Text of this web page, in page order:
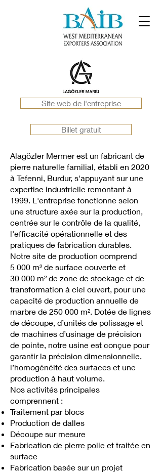
Site web de l'entreprise
Billet gratuit
Alagözler Mermer est un fabricant de
pierre naturelle familial, établi en 2020
à Tefenni, Burdur, s'appuyant sur une
expertise industrielle remontant à
1999. L'entreprise fonctionne selon
une structure axée sur la production,
centrée sur le contrôle de la qualité,
l'efficacité opérationnelle et des
pratiques de fabrication durables.
Notre site de production comprend
5 000 m² de surface couverte et
30 000 m² de zone de stockage et de
transformation à ciel ouvert, pour une
capacité de production annuelle de
marbre de 250 000 m². Dotée de lignes
de découpe, d’unités de polissage et
de machines d’usinage de précision
de pointe, notre usine est conçue pour
garantir la précision dimensionnelle,
l’homogénéité des surfaces et une
production à haut volume.
Nos activités principales
comprennent :
Traitement par blocs
Production de dalles
Découpe sur mesure
Fabrication de pierre polie et traitée en
surface
Fabrication basée sur un projet